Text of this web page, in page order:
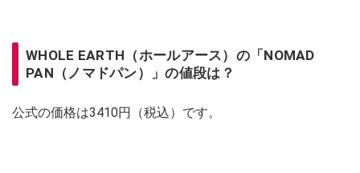
WHOLE EARTH（ホールアース）の「NOMAD
PAN（ノマドパン）」の値段は？
公式の価格は3410円（税込）です。